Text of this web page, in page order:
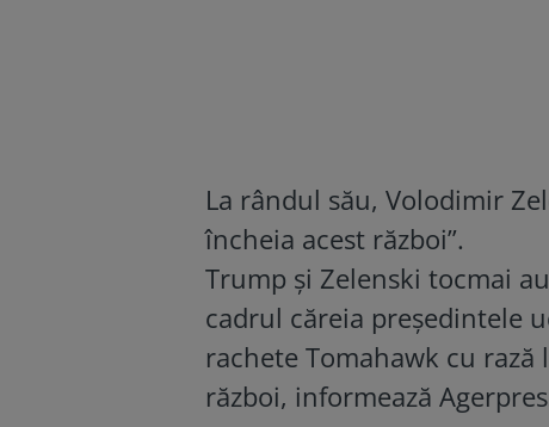
La rândul său, Volodimir
încheia acest război”.
Trump și Zelenski tocmai
cadrul căreia președintele
rachete Tomahawk cu
război, informează